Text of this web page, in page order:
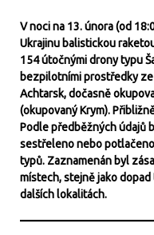
V noci na 13. února (od
Ukrajinu balistickou
154 útočnými drony typu
bezpilotními prostředky
Achtarsk, dočasně
(okupovaný Krym).
Podle předběžných údajů
sestřeleno nebo
typů. Zaznamenán byl
místech, stejně jako
dalších lokalitách.